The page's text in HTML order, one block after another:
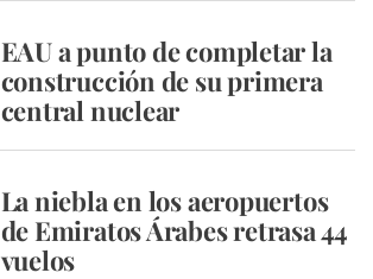
EAU a punto de completar la
construcción de su primera
central nuclear
La niebla en los aeropuertos
de Emiratos Árabes retrasa 44
vuelos